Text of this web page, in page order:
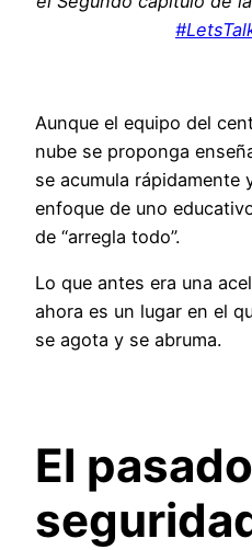
Aunque el equipo del
nube se proponga
se acumula rápidamente
enfoque de uno
de “arregla todo”.
Lo que antes era una
ahora es un lugar en el
se agota y se abruma.
El